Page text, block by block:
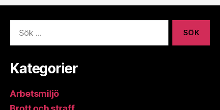
efter:
Kategorier
Arbetsmiljö